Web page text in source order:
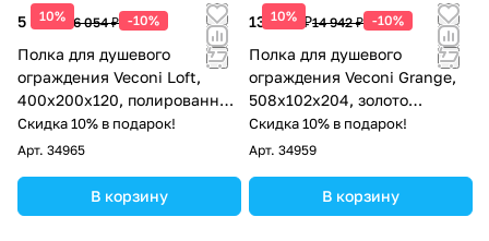
10%
5 449 ₽ 6 054 ₽ -10%
Полка для душевого
ограждения Veconi Loft,
400x200x120, полированная
сталь
Скидка 10% в подарок!
Арт. 34965
В корзину
10%
13 448 ₽14 942 ₽ -10%
Полка для душевого
ограждения Veconi Grange,
508x102x204, золото
брашинг
Скидка 10% в подарок!
Арт. 34959
В корзину